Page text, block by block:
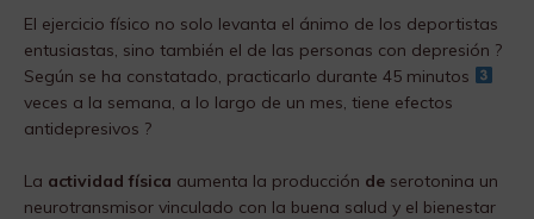
El ejercicio físico no solo levanta el ánimo de los deportistas
entusiastas, sino también el de las personas con depresión ?
Según se ha constatado, practicarlo durante 45 minutos
veces a la semana, a lo largo de un mes, tiene efectos
antidepresivos ?
La actividad física aumenta la producción de serotonina un
neurotransmisor vinculado con la buena salud y el bienestar